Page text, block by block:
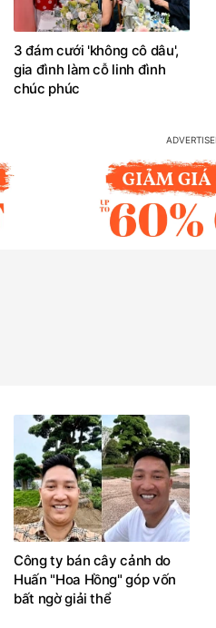
3 đám cưới 'không cô dâu',
gia đình làm cỗ linh đình
chúc phúc
Công ty bán cây cảnh do
Huấn "Hoa Hồng" góp vốn
bất ngờ giải thể